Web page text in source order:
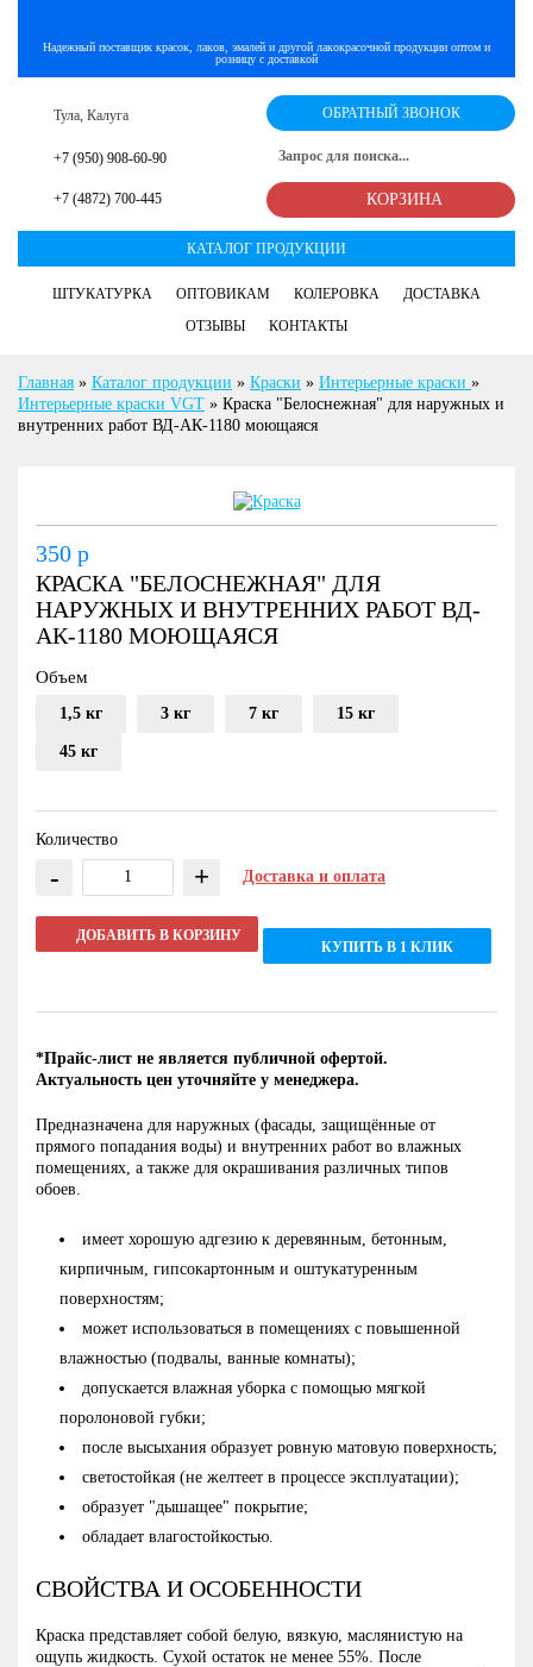
Надежный поставщик красок, лаков, эмалей и другой лакокрасочной продукции оптом и
розницу с доставкой
Тула, Калуга
+7 (950) 908-60-90
+7 (4872) 700-445
ОБРАТНЫЙ ЗВОНОК
КАТАЛОГ ПРОДУКЦИИ
ШТУКАТУРКА ОПТОВИКАМ КОЛЕРОВКА
ДОСТАВКА
ОТЗЫВЫ
КОНТАКТЫ
КОРЗИНА
Главная » Каталог продукции » Краски » Интерьерные краски »
Интерьерные краски VGT » Краска "Белоснежная" для наружных и
внутренних работ ВД-АК-1180 моющаяся
350 р
КРАСКА "БЕЛОСНЕЖНАЯ" ДЛЯ
НАРУЖНЫХ И ВНУТРЕННИХ РАБОТ ВД-
АК-1180 МОЮЩАЯСЯ
Объем
1,5 кг 3 кг 7 кг 15 кг
45 кг
Количество
- + Доставка и оплата
ДОБАВИТЬ В КОРЗИНУ
КУПИТЬ В 1 КЛИК
*Прайс-лист не является публичной офертой.
Актуальность цен уточняйте у менеджера.
Предназначена для наружных (фасады, защищённые от
прямого попадания воды) и внутренних работ во влажных
помещениях, а также для окрашивания различных типов
обоев.
имеет хорошую адгезию к деревянным, бетонным,
кирпичным, гипсокартонным и оштукатуренным
поверхностям;
может использоваться в помещениях с повышенной
влажностью (подвалы, ванные комнаты);
допускается влажная уборка с помощью мягкой
поролоновой губки;
после высыхания образует ровную матовую поверхность;
светостойкая (не желтеет в процессе эксплуатации);
образует "дышащее" покрытие;
обладает влагостойкостью.
СВОЙСТВА И ОСОБЕННОСТИ
Краска представляет собой белую, вязкую, маслянистую на
ощупь жидкость. Сухой остаток не менее 55%. После